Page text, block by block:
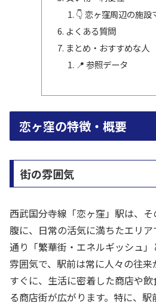
👇 恋ヶ窪周辺の施設
よくある質問
まとめ・おすすめな人
📍 参照データ
恋ヶ窪の特徴・概要
街の雰囲気
西武国分寺線「恋ヶ窪」駅は、
腹に、日常の活気に満ちたエリ
通り「繁華街・エネルギッシュ
雰囲気で、駅前は常に人々の往来
すぐに、生活に密着した商店や
る商店街が広がります。特に、